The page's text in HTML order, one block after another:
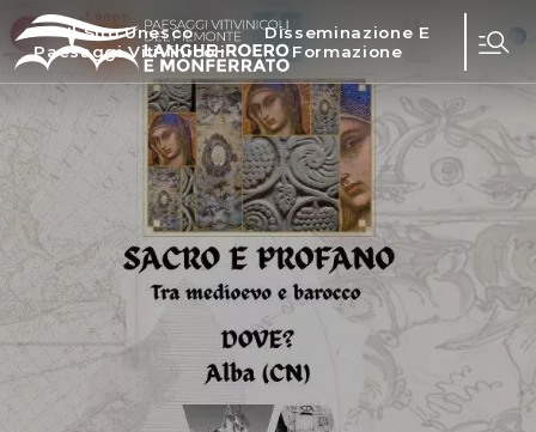
Il Sito Unesco
Paesaggi Vitivinicoli
Disseminazione E
Formazione